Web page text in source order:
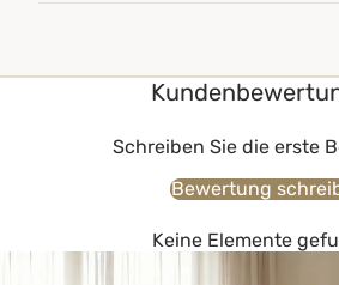
Schreiben Sie die erste
Bewertung
Keine Elemente